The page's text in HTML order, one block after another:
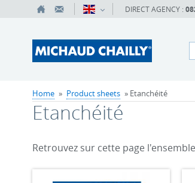
DIRECT AGENCY :
Home » Product sheets » Etanchéité
Etanchéité
Retrouvez sur cette page